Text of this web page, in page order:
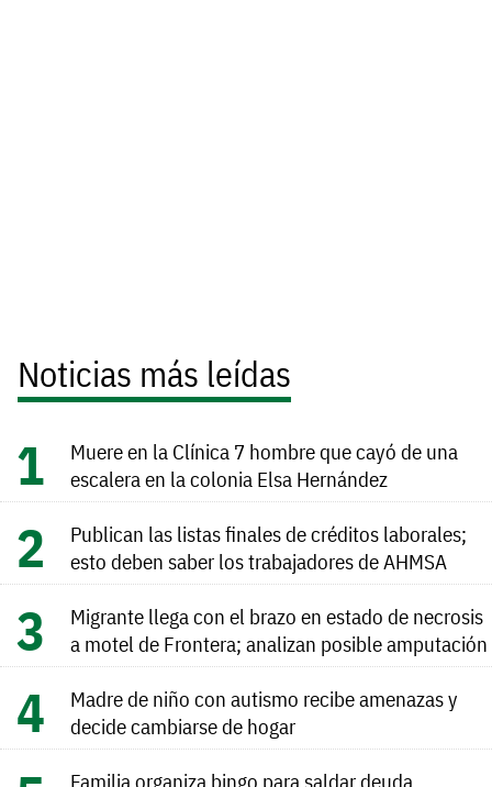
Noticias más leídas
Muere en la Clínica 7 hombre que cayó de una
escalera en la colonia Elsa Hernández
Publican las listas finales de créditos laborales;
esto deben saber los trabajadores de AHMSA
Migrante llega con el brazo en estado de necrosis
a motel de Frontera; analizan posible amputación
Madre de niño con autismo recibe amenazas y
decide cambiarse de hogar
Familia organiza bingo para saldar deuda